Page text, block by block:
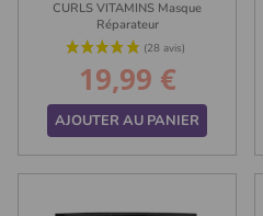
CURLS VITAMINS Masque
Réparateur
Prix
19,99 €
AJOUTER AU PANIER